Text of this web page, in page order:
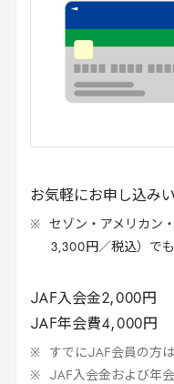
お気軽にお申し込み
セゾン・アメリカン
3,300 円 ／ 税込）で
JAF入会金2,000円
JAF年会費4,000円
すでにJAF会員の方
JAF入会金および年